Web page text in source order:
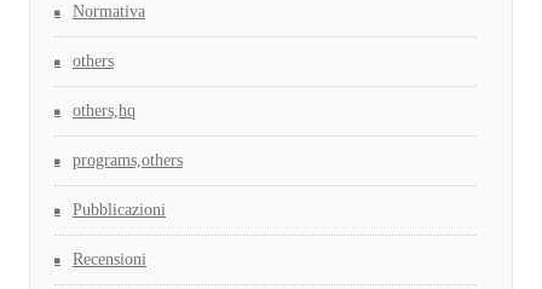
Normativa
others
others,hq
programs,others
Pubblicazioni
Recensioni